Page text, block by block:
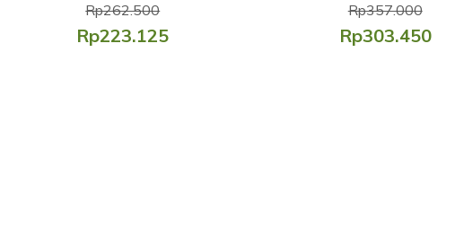
Rp262.500
Rp223.125
Rp357.000
Rp303.450